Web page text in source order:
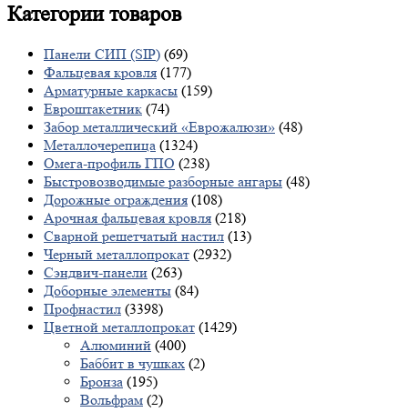
Категориитоваров
Панели СИП (SIP) (69)
Фальцевая кровля (177)
Арматурные каркасы (159)
Евроштакетник (74)
Забор металлический «Еврожалюзи» (48)
Металлочерепица (1324)
Омега-профиль ГПО (238)
Быстровозводимые разборные ангары (48)
Дорожные ограждения (108)
Арочная фальцевая кровля (218)
Сварной решетчатый настил (13)
Черный металлопрокат (2932)
Сэндвич-панели (263)
Доборные элементы (84)
Профнастил (3398)
Цветной металлопрокат (1429)
Алюминий (400)
Баббит в чушках (2)
Бронза (195)
Вольфрам (2)